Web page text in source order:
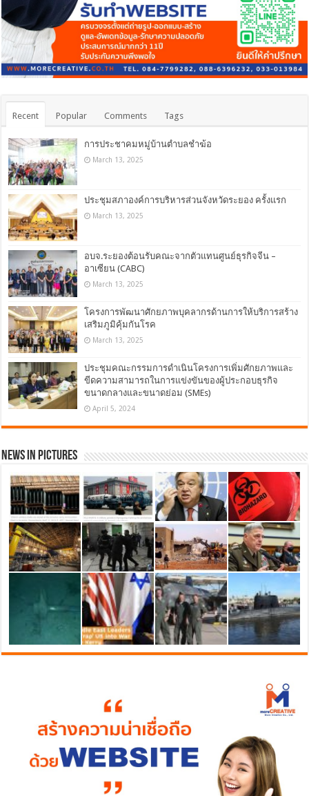
Recent Popular Comments Tags
การประชาคมหมู่บ้านตำบลชำฆ้อ
March 13, 2025
ประชุมสภาองค์การบริหารส่วนจังหวัดระยอง ครั้งแรก
March 13, 2025
อบจ.ระยองต้อนรับคณะจากตัวแทนศูนย์ธุรกิจจีน –
อาเซียน (CABC)
March 13, 2025
โครงการพัฒนาศักยภาพบุคลากรด้านการให้บริการสร้าง
เสริมภูมิคุ้มกันโรค
March 13, 2025
ประชุมคณะกรรมการดำเนินโครงการเพิ่มศักยภาพและ
ขีดความสามารถในการแข่งขันของผู้ประกอบธุรกิจ
ขนาดกลางและขนาดย่อม (SMEs)
April 5, 2024
News in Pictures